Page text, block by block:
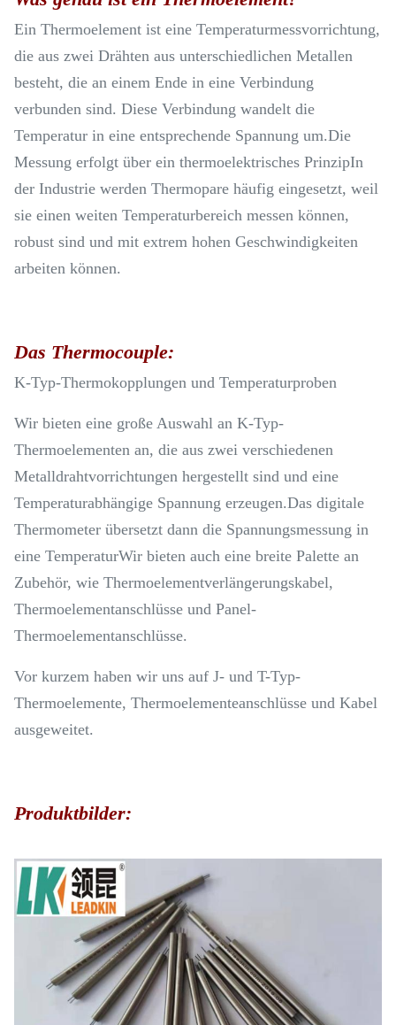
Ein Thermoelement ist eine Temperaturmessvorrichtung,
die aus zwei Drähten aus unterschiedlichen Metallen
besteht, die an einem Ende in eine Verbindung
verbunden sind. Diese Verbindung wandelt die
Temperatur in eine entsprechende Spannung um.Die
Messung erfolgt über ein thermoelektrisches PrinzipIn
der Industrie werden Thermopare häufig eingesetzt, weil
sie einen weiten Temperaturbereich messen können,
robust sind und mit extrem hohen Geschwindigkeiten
arbeiten können.
Das Thermocouple:
K-Typ-Thermokopplungen und Temperaturproben
Wir bieten eine große Auswahl an K-Typ-
Thermoelementen an, die aus zwei verschiedenen
Metalldrahtvorrichtungen hergestellt sind und eine
Temperaturabhängige Spannung erzeugen.Das digitale
Thermometer übersetzt dann die Spannungsmessung in
eine TemperaturWir bieten auch eine breite Palette an
Zubehör, wie Thermoelementverlängerungskabel,
Thermoelementanschlüsse und Panel-
Thermoelementanschlüsse.
Vor kurzem haben wir uns auf J- und T-Typ-
Thermoelemente, Thermoelementeanschlüsse und Kabel
ausgeweitet.
Produktbilder: